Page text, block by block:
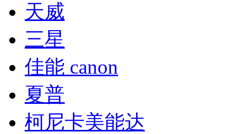
天威
三星
佳能 canon
夏普
柯尼卡美能达